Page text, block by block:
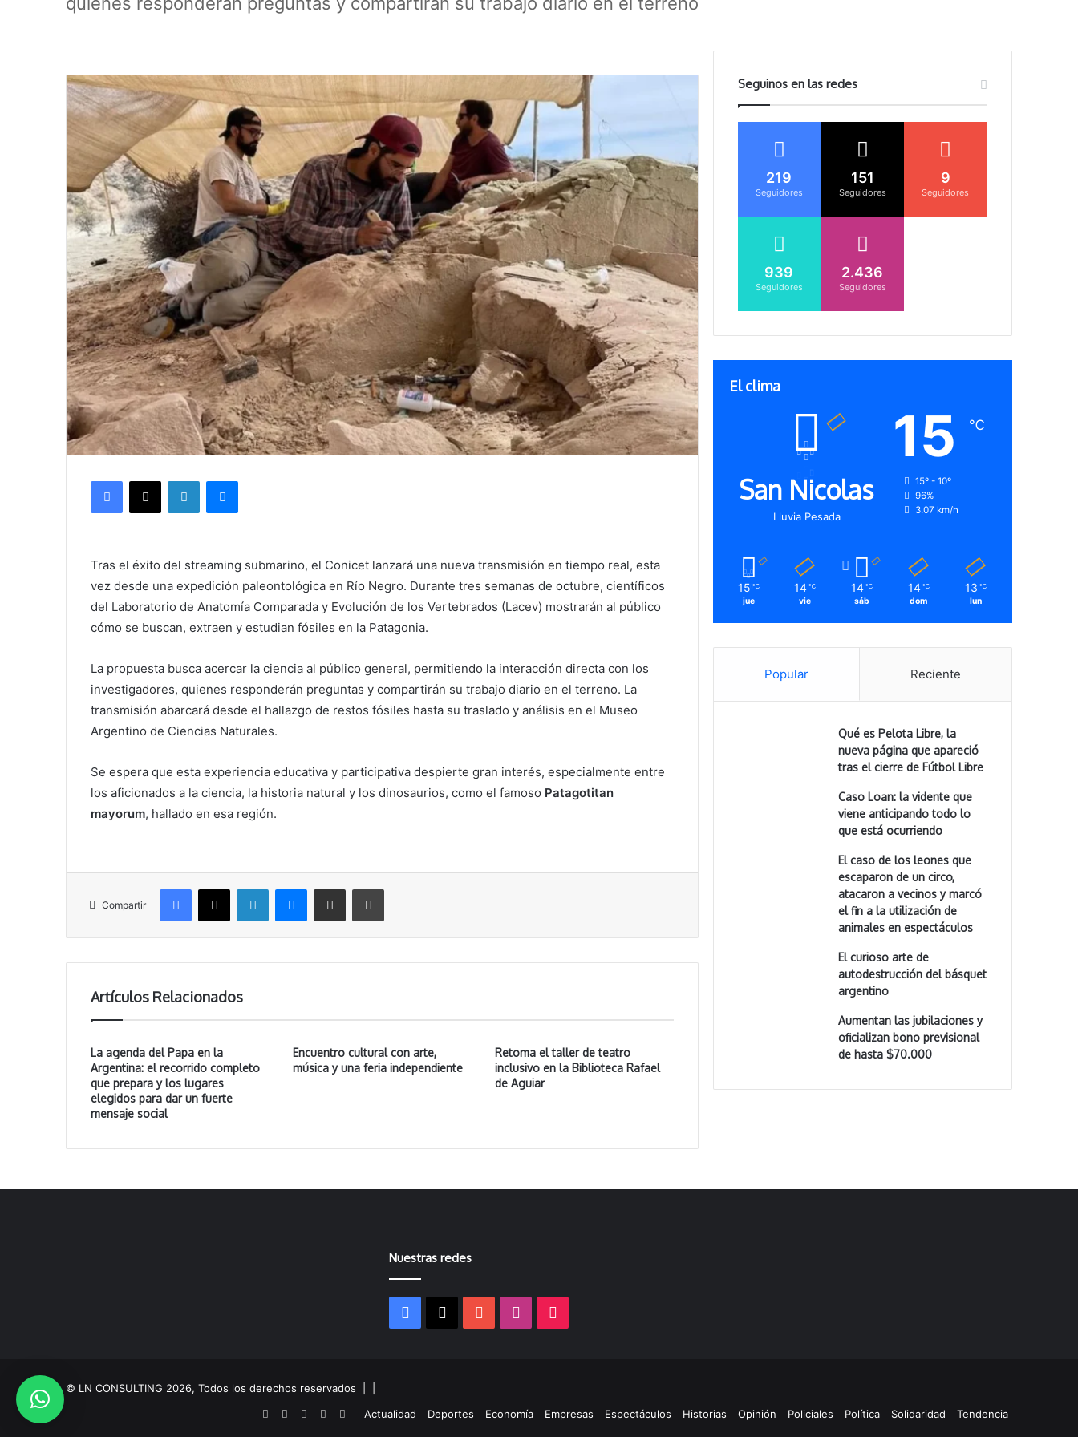
X LinkedIn
Tras el éxito del streaming submarino, el Conicet lanzará una nueva transmisión en tiempo real, esta
vez desde una expedición paleontológica en Río Negro. Durante tres semanas de octubre, científicos
del Laboratorio de Anatomía Comparada y Evolución de los Vertebrados (Lacev) mostrarán al público
cómo se buscan, extraen y estudian fósiles en la Patagonia.
La propuesta busca acercar la ciencia al público general, permitiendo la interacción directa con los
investigadores, quienes responderán preguntas y compartirán su trabajo diario en el terreno. La
transmisión abarcará desde el hallazgo de restos fósiles hasta su traslado y análisis en el Museo
Argentino de Ciencias Naturales.
Se espera que esta experiencia educativa y participativa despierte gran interés, especialmente entre
los aficionados a la ciencia, la historia natural y los dinosaurios, como el famoso Patagotitan
mayorum, hallado en esa región.
Compartir
X LinkedIn Compartir vía correo electrónico
Artículos Relacionados
La agenda del Papa en la
Argentina: el recorrido completo
que prepara y los lugares
elegidos para dar un fuerte
mensaje social
Encuentro cultural con arte,
música y una feria independiente
Retoma el taller de teatro
inclusivo en la Biblioteca Rafael
de Aguiar
Seguinos en las redes
219
Seguidores
151
Seguidores
9
Seguidores
939
Seguidores
2.436
Seguidores
El clima
San Nicolas
Lluvia Pesada
15 ℃
15º - 10º
96%
3.07 km/h
15 ℃
jue
14 ℃
vie
14 ℃
sáb
14 ℃
dom
13 ℃
lun
Popular Reciente
Qué es Pelota Libre, la
nueva página que apareció
tras el cierre de Fútbol Libre
Caso Loan: la vidente que
viene anticipando todo lo
que está ocurriendo
El caso de los leones que
escaparon de un circo,
atacaron a vecinos y marcó
el fin a la utilización de
animales en espectáculos
El curioso arte de
autodestrucción del básquet
argentino
Aumentan las jubilaciones y
oficializan bono previsional
de hasta $70.000
Nuestras redes
Facebook YouTubeInstagram
© LN CONSULTING 2026, Todos los derechos reservados |
Actualidad
Deportes Economía Empresas Espectáculos Historias Opinión Policiales Política Solidaridad Tendencia
FacebookYouTubeInstagram
TikTok